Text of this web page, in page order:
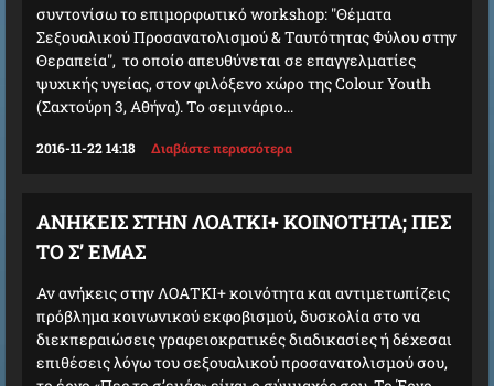
συντονίσω το επιμορφωτικό workshop: "Θέματα
Σεξουαλικού Προσανατολισμού & Ταυτότητας Φύλου στην
Θεραπεία", το οποίο απευθύνεται σε επαγγελματίες
ψυχικής υγείας, στον φιλόξενο χώρο της Colour Youth
(Σαχτούρη 3, Αθήνα). Το σεμινάριο...
2016-11-22 14:18 Διαβάστε περισσότερα
ΑΝΉΚΕΙΣ ΣΤΗΝ ΛΟΑΤΚΙ+ ΚΟΙΝΌΤΗΤΑ; ΠΕΣ
ΤΟ Σ’ ΕΜΆΣ
Αν ανήκεις στην ΛΟΑΤΚΙ+ κοινότητα και αντιμετωπίζεις
πρόβλημα κοινωνικού εκφοβισμού, δυσκολία στο να
διεκπεραιώσεις γραφειοκρατικές διαδικασίες ή δέχεσαι
επιθέσεις λόγω του σεξουαλικού προσανατολισμού σου,